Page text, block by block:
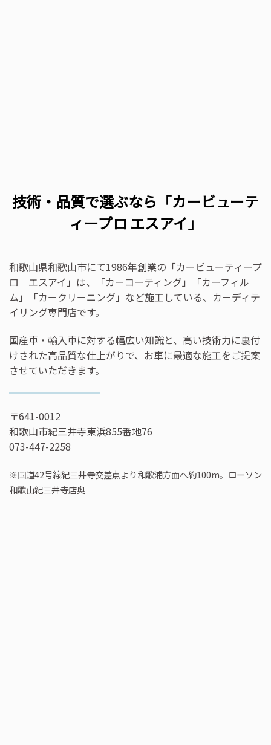
技術・品質で選ぶなら「カービューテ
ィープロ エスアイ」
和歌山県和歌山市にて1986年創業の「カービューティープ
ロ エスアイ」は、「カーコーティング」「カーフィル
ム」「カークリーニング」など施工している、カーディテ
イリング専門店です。
国産車・輸入車に対する幅広い知識と、高い技術力に裏付
けされた高品質な仕上がりで、お車に最適な施工をご提案
させていただきます。
〒641-0012
和歌山市紀三井寺東浜855番地76
073-447-2258
※国道42号線紀三井寺交差点より和歌浦方面へ約100m。ローソン
和歌山紀三井寺店奥